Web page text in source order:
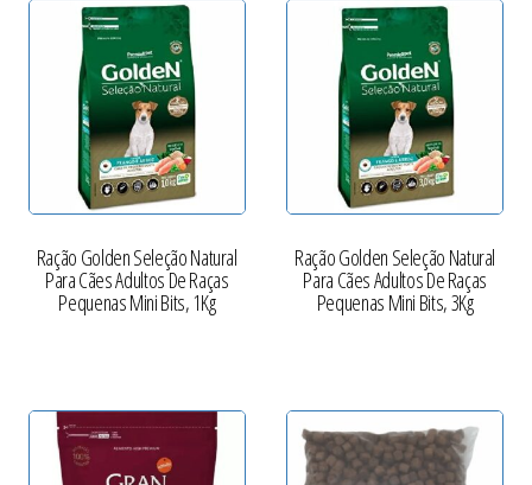
Ração Golden Seleção Natural
Para Cães Adultos De Raças
Pequenas Mini Bits, 1Kg
Ração Golden Seleção Natural
Para Cães Adultos De Raças
Pequenas Mini Bits, 3Kg